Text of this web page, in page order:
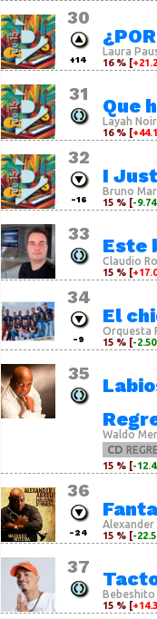
30
+14
Laura
16 % [
31
Que
Layah Noir
16 % [
32
-16
I
Bruno
15 % [-
33
Este
Claudio
15 % [
34
-9
El
Orquesta
15 % [-
35
Waldo
CD
15 % [-
36
-24
Alexander
15 % [-
37
Bebeshito
15 % [